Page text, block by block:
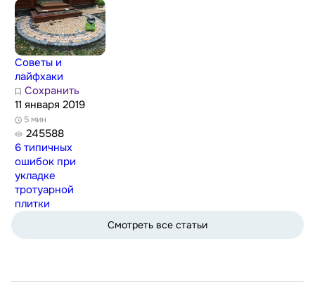
Советы и
лайфхаки
Сохранить
11 января 2019
5 мин
245588
6 типичных
ошибок при
укладке
тротуарной
плитки
Смотреть все статьи